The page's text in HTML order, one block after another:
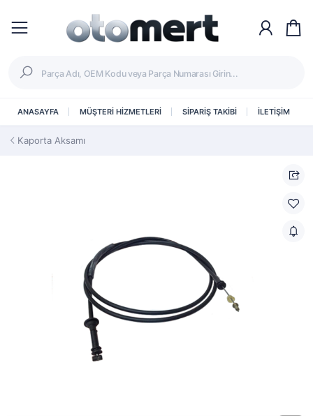
ANASAYFA MÜŞTERİ HİZMETLERİ SİPARİŞ TAKİBİ İLETİŞİM
Kaporta Aksamı